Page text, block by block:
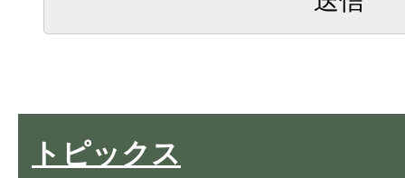
トピックス